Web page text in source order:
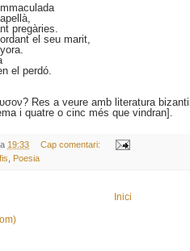
pregàries.
el seu marit,
el perdó.
Res a veure amb literatura
i quatre o cinc més que vindran].
a 19:33
Cap comentari:
Poesia
Inici